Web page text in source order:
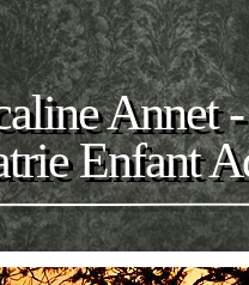
Annet
Enfant